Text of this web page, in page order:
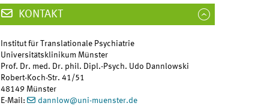
KONTAKT
Institut für Translationale Psychiatrie
Universitätsklinikum Münster
Prof. Dr. med. Dr. phil. Dipl.-Psych. Udo Dannlowski
Robert-Koch-Str. 41/51
48149 Münster
E-Mail:
dannlow@uni-muenster.de